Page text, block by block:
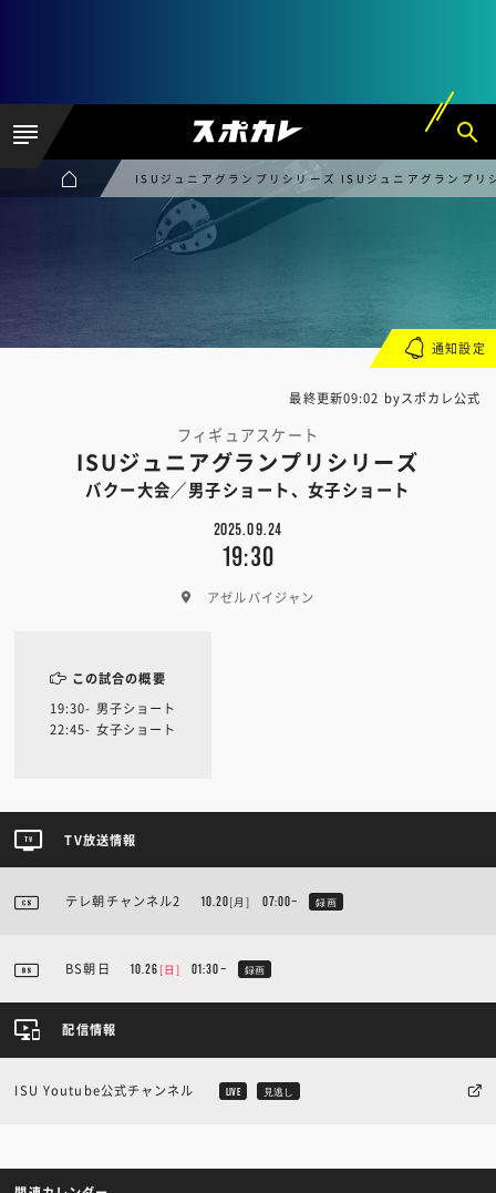
ISUジュニアグランプリシリーズ ISUジュニアグランプ
最終更新09:02 byスポカレ公式
フィギュアスケート
ISUジュニアグランプリシリーズ
バクー大会／男子ショート、女子ショート
2025.09.24
19:30
アゼルバイジャン
通知設定
この試合の概要
19:30- 男子ショート
22:45- 女子ショート
TV放送情報
テレ朝チャンネル2 10.20[月] 07:00~ 録画
BS朝日 10.26 [日] 01:30~ 録画
配信情報
ISU Youtube公式チャンネル LIVE 見逃し